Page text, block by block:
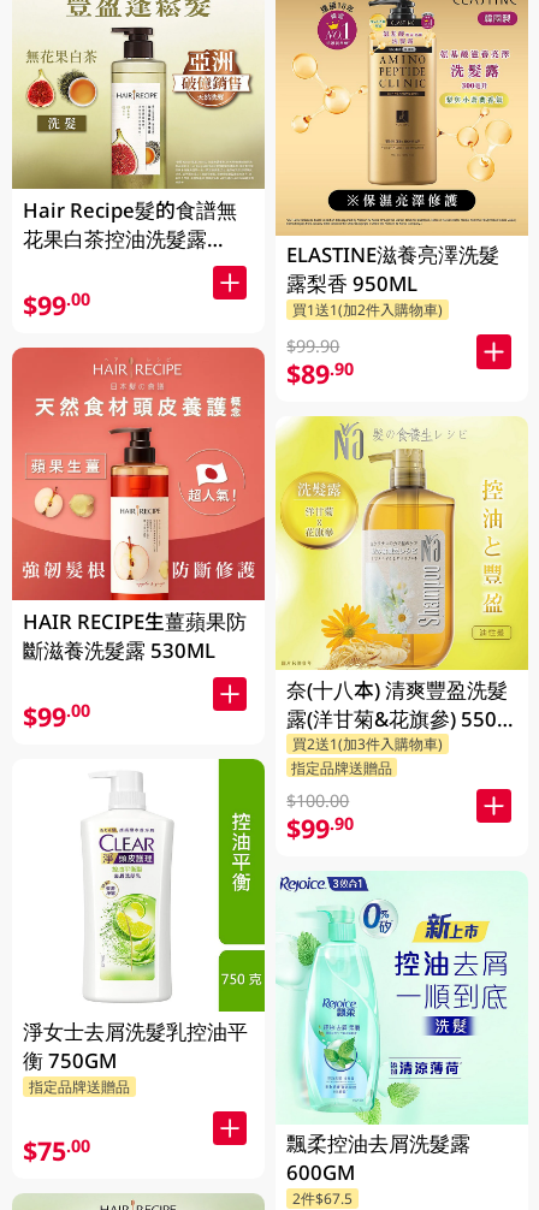
Hair Recipe髮的食譜無
花果白茶控油洗髮露
510ML(新舊裝隨機發貨)
$99.00
HAIR RECIPE生薑蘋果防
斷滋養洗髮露 530ML
$99.00
淨女士去屑洗髮乳控油平
衡 750GM
指定品牌送贈品
$75.00
ELASTINE滋養亮澤洗髮
露梨香 950ML
買1送1(加2件入購物車)
$99.90
$89.90
奈(十八本) 清爽豐盈洗髮
露(洋甘菊&花旗參) 550
ML
買2送1(加3件入購物車)
指定品牌送贈品
$100.00
$99.90
飄柔控油去屑洗髮露
600GM
2件$67.5